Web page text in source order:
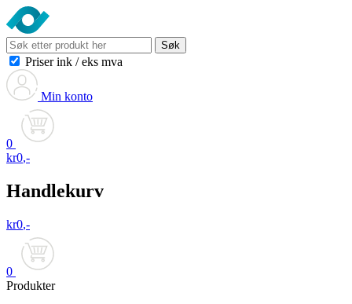
Søk
Priser ink / eks mva
Min konto
0
kr0,-
Handlekurv
kr0,-
0
Produkter